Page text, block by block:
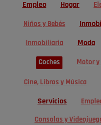
Empleo Hogar
Niños y Bebés
Inmobiliaria Moda
Coches Motor
Cine, Libros y Música
Servicios
Consolas y